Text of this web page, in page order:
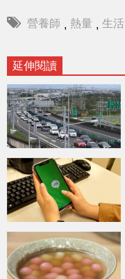
營養師 , 熱量 , 生活
延伸閱讀
{PLAYICON}
{PLAYICON}